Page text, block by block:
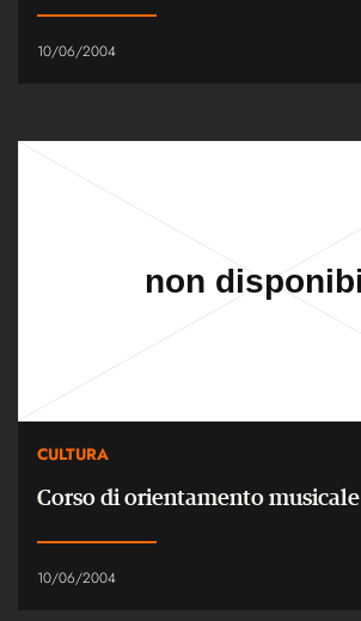
10/06/2004
CULTURA
Corso di orientamento musicale
10/06/2004